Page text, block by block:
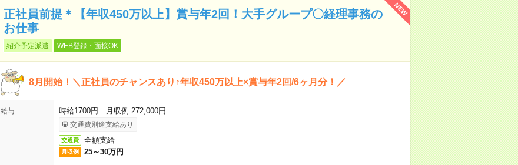
NEW
正社員前提＊【年収450万以上】賞与年2回！大手グループ〇経理事務の
お仕事
紹介予定派遣 WEB登録・面接OK
8月開始！＼正社員のチャンスあり↑年収450万以上×賞与年2回/6ヶ月分！／
給与 時給1700円 月収例 272,000円
交通費別途支給あり
交通費 全額支給
月収例 25～30万円